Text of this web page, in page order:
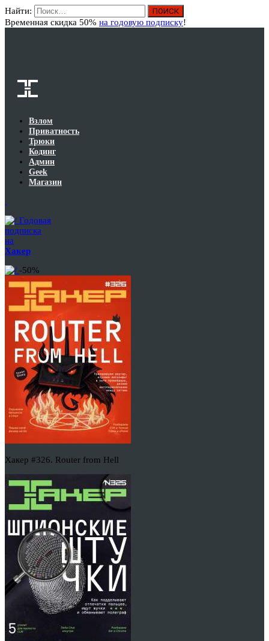
Найти:
Временная скидка 50% на годовую подписку!
Взлом
Приватность
Трюки
Кодинг
Админ
Geek
Магазин
Годовая
подписка
на
Хакер
-50%
Хакер #326. Router from Hell